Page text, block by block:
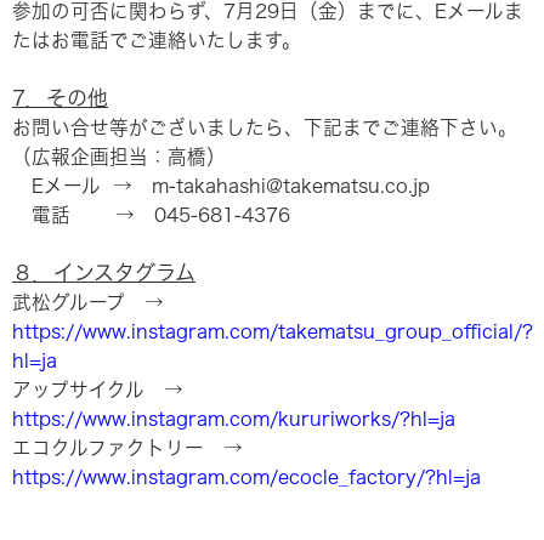
参加の可否に関わらず、7月29日（金）までに、Eメールま
たはお電話でご連絡いたします。
7．その他
お問い合せ等がございましたら、下記までご連絡下さい。
（広報企画担当：高橋）
Eメール → m-takahashi@takematsu.co.jp
電話 → 045-681-4376
８．インスタグラム
武松グループ →
https://www.instagram.com/takematsu_group_official/?
hl=ja
アップサイクル →
https://www.instagram.com/kururiworks/?hl=ja
エコクルファクトリー →
https://www.instagram.com/ecocle_factory/?hl=ja